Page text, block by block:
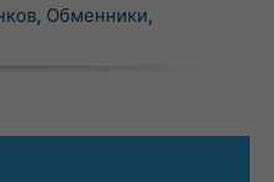
, Обменники,